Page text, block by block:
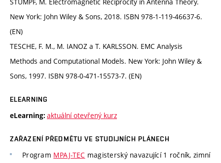
New York: John Wiley & Sons, 2018. ISBN 978-1-119-46637-6.
(EN)
TESCHE, F. M., M. IANOZ a T. KARLSSON. EMC Analysis
Methods and Computational Models. New York: John Wiley &
Sons, 1997. ISBN 978-0-471-15573-7. (EN)
ELEARNING
eLearning: aktuální otevřený kurz
ZAŘAZENÍ PŘEDMĚTU VE STUDIJNÍCH PLÁNECH
Program MPAJ-TEC magisterský navazující 1 ročník, zimní